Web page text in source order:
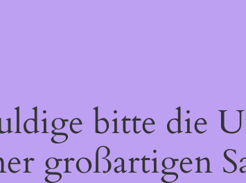
bitte die
großartigen